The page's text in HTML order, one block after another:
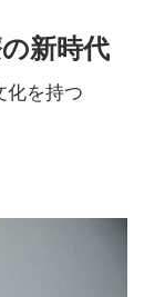
新時代
化を持つ